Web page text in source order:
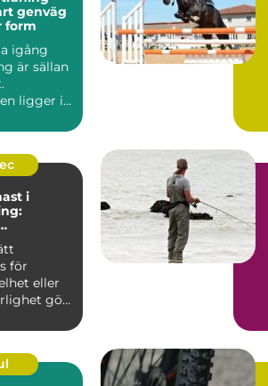
form
igång
är sällan
ligger i
...
i
för
eller
gör